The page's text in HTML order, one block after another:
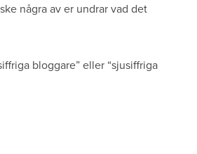
några av er undrar vad det
bloggare” eller “sjusiffriga